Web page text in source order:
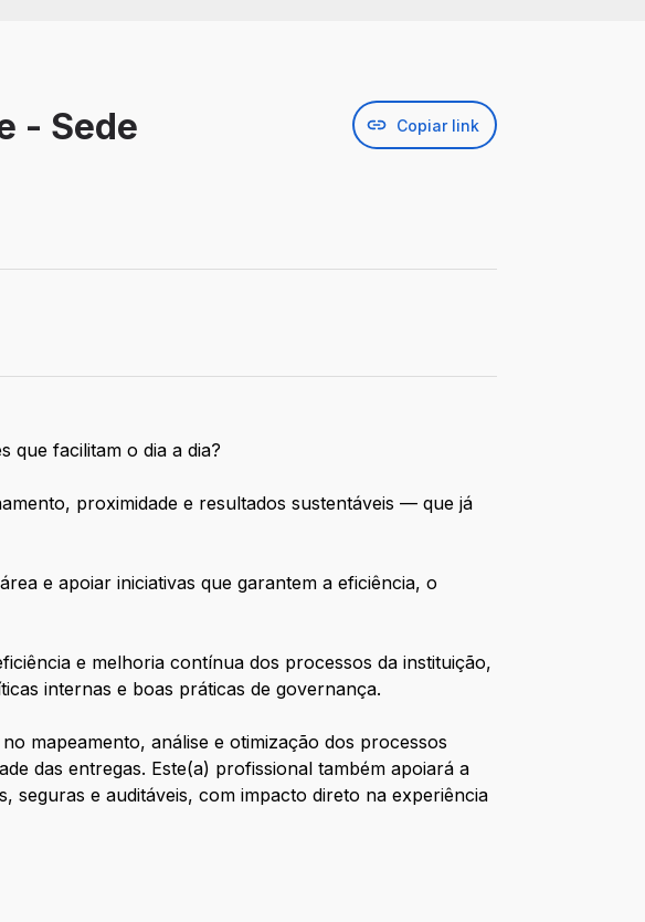
- Sede
Copiar link
que facilitam o dia a dia?
proximidade e resultados sustentáveis — que já
e apoiar iniciativas que garantem a eficiência, o
e melhoria contínua dos processos da instituição,
internas e boas práticas de governança.
mapeamento, análise e otimização dos processos
das entregas. Este(a) profissional também apoiará a
seguras e auditáveis, com impacto direto na experiência